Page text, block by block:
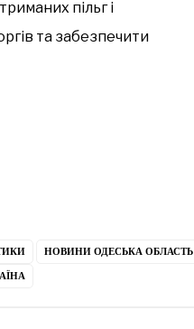
пільг і
та забезпечити
НОВИНИ ОДЕСЬКА ОБЛАСТЬ